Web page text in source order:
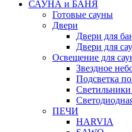
САУНА и БАНЯ
Готовые сауны
Двери
Двери для
Двери для
Освещение для
Звездное
Подсветка
ПЕЧИ
HARVIA